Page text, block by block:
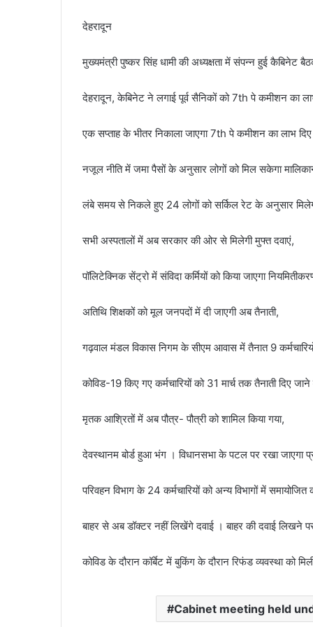
देहरादून
मुख्यमंत्री पुष्कर सिंह धामी की अध्यक्षता में संपन्न हुई कैबिनेट
देहरादून, केबिनेट ने लगाई पूर्व सैनिकों को 7th पे कमीशन का
एक सप्ताह के भीतर निकाला जाएगा 7th पे कमीशन का लाभ
नजूल नीति में जमा पैसों के अनुसार लोगों को मिल सकेगा
लंबे समय से निकले हुए 24 लोगों को सर्किल रेट के अनुसार
सभी अस्पतालों में अब सरकार की ओर से मिलेगी मुफ्त दवाएं,
पॉलिटेक्निक सेंट्रो में संविदा कर्मियों को किया जाएगा
अतिथि शिक्षकों को मूल जनपदों में दी जाएगी अब तैनाती,
गढ़वाल मंडल विकास निगम के सीएम आवास में तैनात 9
कोविड-19 किए गए कर्मचारियों को 31 मार्च तक तैनाती दिए जाने
मृतक आश्रितों में अब पौत्र- पौत्री को शामिल किया गया,
देवस्थानम बोर्ड हुआ भंग । विधानसभा के पटल पर रखा जाएगा
परिवहन विभाग के 24 कर्मचारियों को अन्य विभागों में
बाहर से अब डॉक्टर नहीं लिखेंगे दवाई । बाहर की दवाई लिखने
कोविड के दौरान कॉर्बेट में बुकिंग के दौरान रिफंड व्यवस्था को
Cabinet meeting held